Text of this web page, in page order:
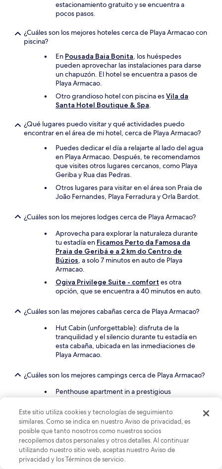
estacionamiento gratuito y se encuentra a
pocos pasos.
¿Cuáles son los mejores hoteles cerca de Playa Armacao con
piscina?
En Pousada Baia Bonita, los huéspedes
pueden aprovechar las instalaciones para darse
un chapuzón. El hotel se encuentra a pasos de
Playa Armacao.
Otro grandioso hotel con piscina esVila da
Santa Hotel Boutique & Spa.
¿Qué lugares puedo visitar y qué actividades puedo
encontrar en el área de mi hotel, cerca de Playa Armacao?
Puedes dedicar el día a relajarte al lado del agua
en Playa Armacao. Después, te recomendamos
que visites otros lugares cercanos, como Playa
Geriba y Rua das Pedras.
Otros lugares para visitar en el área son Praia de
João Fernandes, Playa Ferradura y Orla Bardot.
¿Cuáles son los mejores lodges cerca de Playa Armacao?
Aprovecha para explorar la naturaleza durante
tu estadía en Ficamos Perto da Famosa da
Praia de Geribá e a 2 km do Centro de
Búzios, a solo 7 minutos en auto de Playa
Armacao.
Ogiva Privilege Suite - comfort es otra
opción, que se encuentra a 40 minutos en auto.
¿Cuáles son las mejores cabañas cerca de Playa Armacao?
Hut Cabin (unforgettable): disfruta de la
tranquilidad y el silencio durante tu estadía en
esta cabaña, ubicada en las inmediaciones de
Playa Armacao.
¿Cuáles son los mejores campings cerca de Playa Armacao?
Penthouse apartment in a prestigious
neighborhood (Braga) in Cabo Frio. Near Praia
do Forte. Located on the neighborhood's main
avenue, with a variety of shops and restaurants
nearby.: disfruta de la calma del entorno rural en
las inmediaciones de Playa Armacao.
Just 5 minutes from the dunes beach!
Apartment for families!: este es otro lugar para
Este sitio utiliza cookies y tecnologías de seguimiento
similares. Como se indica en nuestro Aviso de privacidad, es
posible que tanto nosotros como nuestros socios
recopilemos datos personales y otros detalles. Al continuar
utilizando nuestro sitio web, aceptas nuestro Aviso de
privacidad y los Términos de servicio.